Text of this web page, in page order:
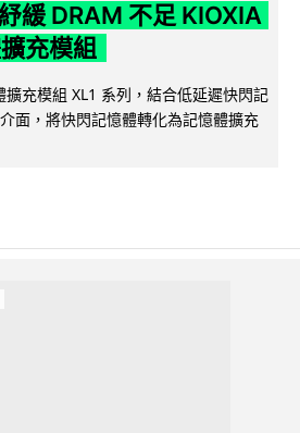
緩 DRAM 不足 KIOXIA
充模組
充模組 XL1 系列，結合低延遲快閃記
面，將快閃記憶體轉化為記憶體擴充